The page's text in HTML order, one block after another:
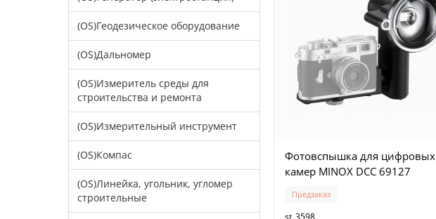
(OS)Геодезическое оборудование
(OS)Дальномер
(OS)Измеритель среды для
строительства и ремонта
(OS)Измерительный инструмент
(OS)Компас
(OS)Линейка, угольник, угломер
строительные
Фотовспышка для цифровых
камер MINOX DCC 69127
Предзаказ
st_3598